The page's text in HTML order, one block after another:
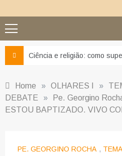
Ciência e religião: como
Home » OLHARES I »
DEBATE
»
Pe. Georgino
ESTOU BAPTIZADO. VIVO
PE. GEORGINO ROCHA ,